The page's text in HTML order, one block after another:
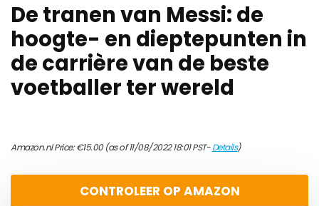
De tranen van Messi: de
hoogte- en dieptepunten in
de carrière van de beste
voetballer ter wereld
Amazon.nl Price:€15.00(as of 11/08/2022 18:01 PST-Details)
CONTROLEER OP AMAZON